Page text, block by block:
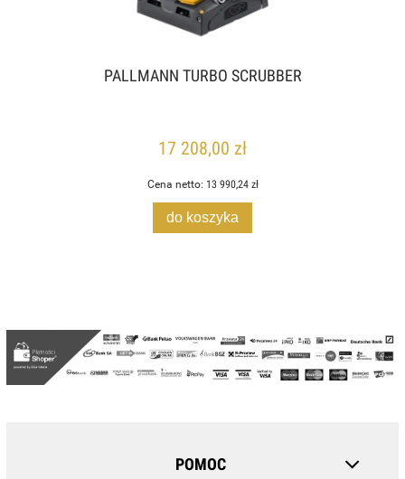
PALLMANN TURBO SCRUBBER
17 208,00 zł
Cena netto: 13 990,24 zł
do koszyka
POMOC